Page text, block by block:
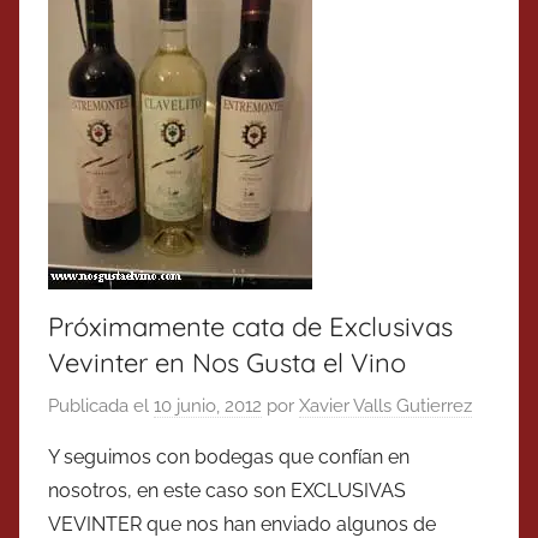
Próximamente cata de Exclusivas
Vevinter en Nos Gusta el Vino
Publicada el 10 junio, 2012 por Xavier Valls Gutierrez
Y seguimos con bodegas que confían en
nosotros, en este caso son EXCLUSIVAS
VEVINTER que nos han enviado algunos de